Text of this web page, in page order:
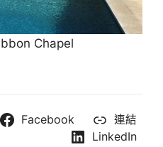
Chapel
Facebook
連結
LinkedIn